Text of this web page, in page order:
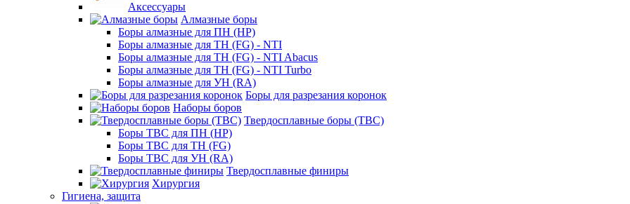
Аксессуары
Алмазные боры
Боры алмазные для ПН (HP)
Боры алмазные для ТН (FG) - NTI
Боры алмазные для ТН (FG) - NTI Abacus
Боры алмазные для ТН (FG) - NTI Turbo
Боры алмазные для УН (RA)
Боры для разрезания коронок
Наборы боров
Твердосплавные боры (ТВС)
Боры ТВС для ПН (HP)
Боры ТВС для ТН (FG)
Боры ТВС для УН (RA)
Твердосплавные финиры
Хирургия
Гигиена, защита